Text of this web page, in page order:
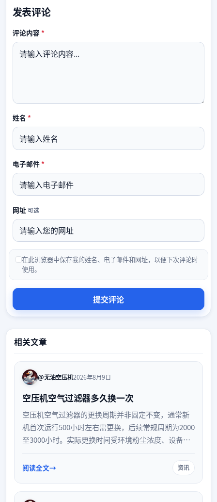
发表评论
评论内容*必填
姓名 *必填
电子邮件*必填
网址 可选
在此浏览器中保存我的姓名、电子邮件和网址，以便下次评论时
使用。
相关文章
@无油空压机2026年8月9日
空压机空气过滤器多久换一次
空压机空气过滤器的更换周期并非固定不变，通常新
机首次运行500小时左右需更换，后续常规周期为2000
至3000小时。实际更换时间受环境粉尘浓度、设备运
芯脏污或设备能耗异常增加时，应及时检查并更换，
阅读全文 资讯